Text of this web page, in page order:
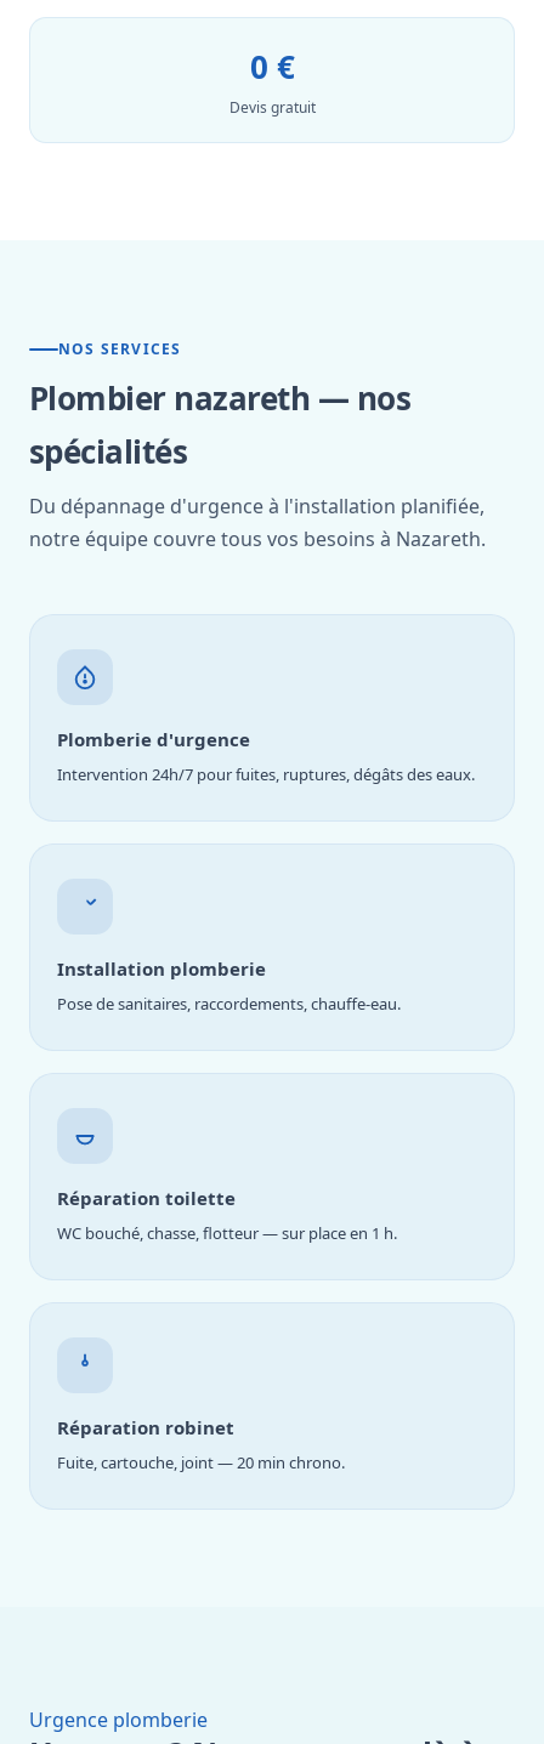
0 €
Devis gratuit
NOS SERVICES
Plombier nazareth — nos
spécialités
Du dépannage d'urgence à l'installation planifiée,
notre équipe couvre tous vos besoins à Nazareth.
Plomberie d'urgence
Intervention 24h/7 pour fuites, ruptures, dégâts des eaux.
Installation plomberie
Pose de sanitaires, raccordements, chauffe-eau.
Réparation toilette
WC bouché, chasse, flotteur — sur place en 1 h.
Réparation robinet
Fuite, cartouche, joint — 20 min chrono.
Urgence plomberie